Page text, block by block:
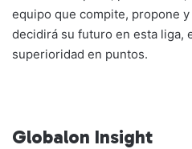
equipo que compite, propone
decidirá su futuro en esta liga,
superioridad en puntos.
Globalon Insight